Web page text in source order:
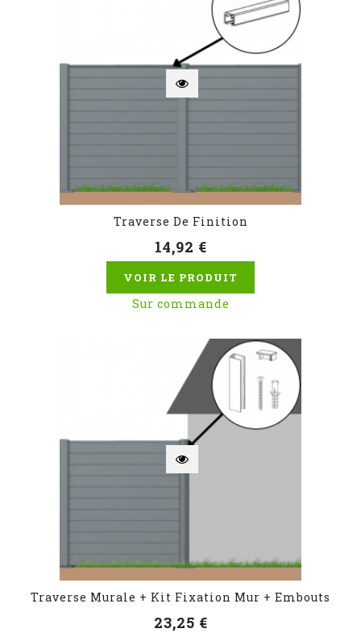
Traverse De Finition
14,92 €
VOIR LE PRODUIT
Sur commande
Traverse Murale + Kit Fixation Mur + Embouts
23,25 €